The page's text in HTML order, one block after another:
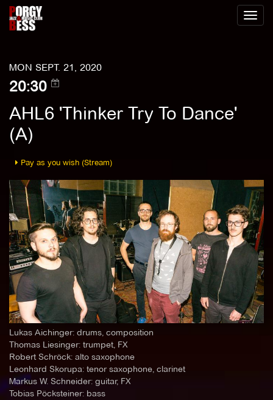
Toggle
MON SEPT. 21, 2020
20:30
AHL6 'Thinker Try To Dance'
(A)
Pay as you wish (Stream)
Lukas Aichinger: drums, composition
Thomas Liesinger: trumpet, FX
Robert Schröck: alto saxophone
Leonhard Skorupa: tenor saxophone, clarinet
Markus W. Schneider: guitar, FX
Tobias Pöcksteiner: bass